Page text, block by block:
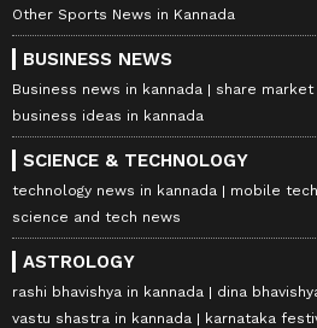
Other Sports News in Kannada
BUSINESS NEWS
Business news in kannada
share market
business ideas in kannada
SCIENCE & TECHNOLOGY
technology news in kannada
mobile
science and tech news
ASTROLOGY
rashi bhavishya in kannada dina
vastu shastra in kannada
karnataka